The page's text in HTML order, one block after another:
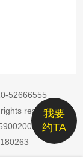
我要
约TA
52666555
reserved
号